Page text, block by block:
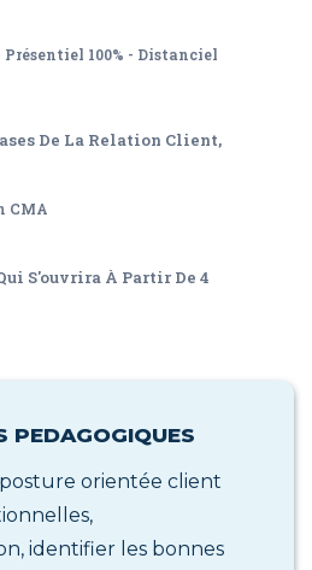
Présentiel 100% - Distanciel
De La Relation Client,
CMA
S'ouvrira À Partir De 4
PEDAGOGIQUES
orientée client
identifier les bonnes